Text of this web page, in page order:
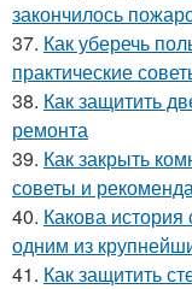
закончилось
37. Как уберечь
практические
38. Как защитить
ремонта
39. Как закрыть
советы и
40. Какова
одним из
41. Как защитить